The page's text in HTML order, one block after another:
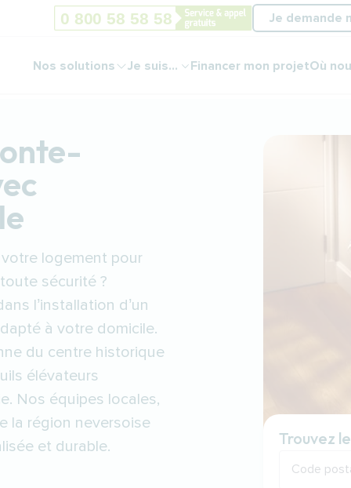
Je demande
Nos solutions Je suis... Financer mon projetOù
logement pour
sécurité ?
l’installation d’un
à votre domicile.
du centre historique
élévateurs
Nos équipes locales,
la région neversoise
et durable.
Trouvez
Code